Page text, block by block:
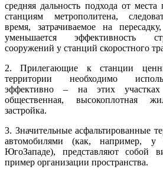
средняя дальность подхода от
станциям метрополитена,
время, затрачиваемое на
уменьшается эффективность
сооружений у станций скоростного
2. Прилегающие к станции
территории необходимо
эффективно – на этих участках
общественная, высокоплотная
застройка.
3. Значительные асфальтированные
автомобилями (как, например,
ЮгоЗападе), представляют собой
пример организации пространства.